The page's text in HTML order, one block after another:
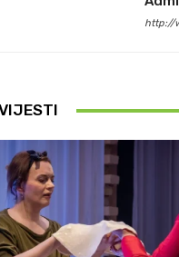
http://